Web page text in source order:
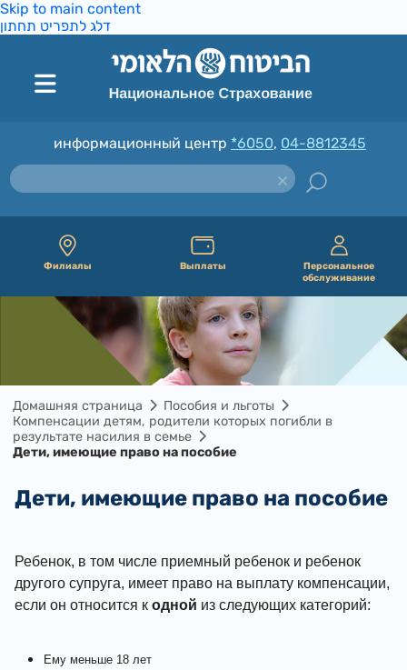
Skip to main content
דלג לתפריט תחתון
информационный центр *6050, 04-8812345
Филиалы Выплаты
Персональное
обслуживание
Домашняя страница
Пособия и льготы
Компенсации детям, родители которых погибли в
результате насилия в семье
Дети, имеющие право на пособие
Дети, имеющие право на пособие
Ребенок, в том числе приемный ребенок и ребенок
другого супруга, имеет право на выплату компенсации,
если он относится к одной из следующих категорий:
Ему меньше 18 лет